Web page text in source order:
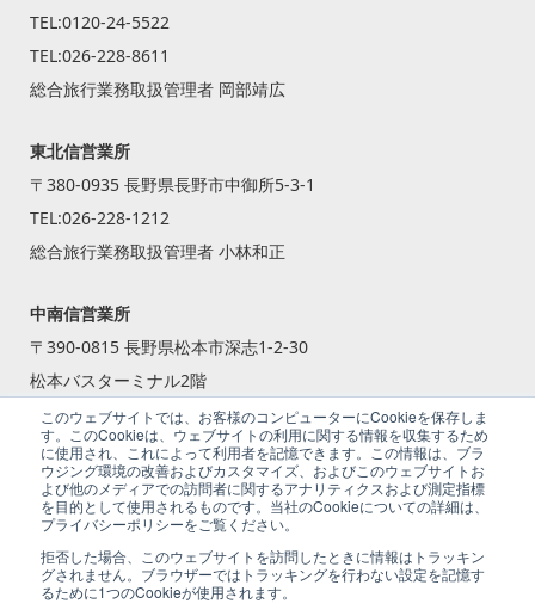
このウェブサイトでは、お客様のコンピューターにCookieを保存しま
す。このCookieは、ウェブサイトの利用に関する情報を収集するため
に使用され、これによって利用者を記憶できます。この情報は、ブラ
ウジング環境の改善およびカスタマイズ、およびこのウェブサイトお
よび他のメディアでの訪問者に関するアナリティクスおよび測定指標
を目的として使用されるものです。当社のCookieについての詳細は、
プライバシーポリシーをご覧ください。
拒否した場合、このウェブサイトを訪問したときに情報はトラッキン
グされません。ブラウザーではトラッキングを行わない設定を記憶す
るために1つのCookieが使用されます。
TEL:0120-24-5522
TEL:026-228-8611
総合旅行業務取扱管理者 岡部靖広
東北信営業所
〒380-0935 長野県長野市中御所5-3-1
TEL:026-228-1212
総合旅行業務取扱管理者 小林和正
中南信営業所
〒390-0815 長野県松本市深志1-2-30
松本バスターミナル2階
TEL:0263-87-2240
総合旅行業務取扱管理者 籾倉 一斗